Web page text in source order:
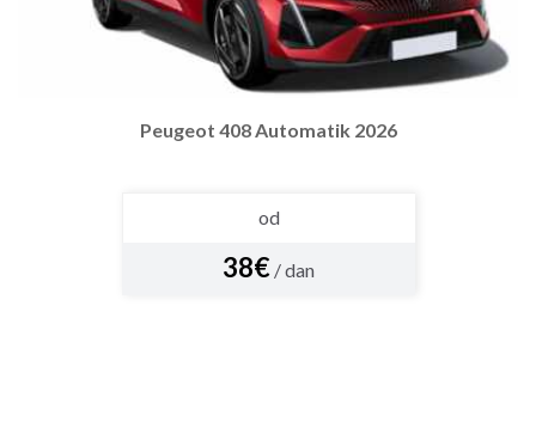
Peugeot 408 Automatik 2026
od
38€/ dan